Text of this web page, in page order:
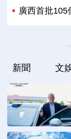
廣西首批105
新聞 文